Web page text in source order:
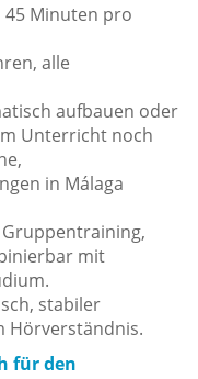
Minuten pro
alle
aufbauen oder
Unterricht noch
in Málaga
mit
stabiler
Hörverständnis.
für den